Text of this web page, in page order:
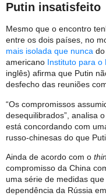
Putin insatisfeito
Mesmo que o encontro
entre os dois países, no
mais isolada que nunca
americano Instituto para o
inglês) afirma que Putin
desfecho das reuniões
“Os compromissos
desequilibrados”, analisa
está concordando com
russo-chinesas do que
Ainda de acordo com o
compromisso da China
uma série de medidas
dependência da Rússia